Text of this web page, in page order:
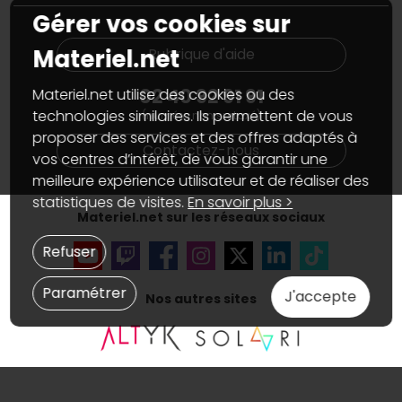
Guides d'achats et tutoriels
PC sur mesure : Votre RDV personnalisé
Notre démarche écologique
Materiel.net recrute
Notre programme d'affiliation
Partenariat & Sponsoring
Plan du site
Nos marques
Conditions générales de vente
Informations légales
Données personnellesetcookies
Gérer vos cookies
Accessibilité : non conforme
Rubrique d'aide
02 40 92 91 91
(numéro non surtaxé)
Contactez-nous
Materiel.net sur les réseaux sociaux
Nos autres sites
Gérer vos cookies sur
Materiel.net
Materiel.net utilise des cookies ou des
technologies similaires. Ils permettent de vous
proposer des services et des offres adaptés à
vos centres d’intérêt, de vous garantir une
meilleure expérience utilisateur et de réaliser des
statistiques de visites.En savoir plus >
J'accepte
Paramétrer
Refuser